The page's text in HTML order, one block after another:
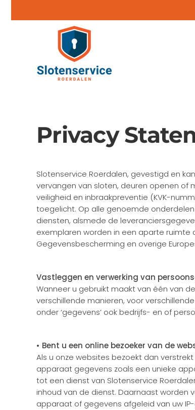
Privacy
Slotenservice Roerdalen, gevestigd en
vervangen van sloten, deuren openen of
veiligheid en inbraakpreventie (KVK-
toegelicht. Op alle genoemde
diensten, alsmede de
exemplaren worden in een aparte ruimte
Gegevensbescherming en overige
Vastleggen en verwerking van
Wanneer u gebruikt maakt van één van
verschillende manieren, voor
onder ‘gegevens’ ook bedrijfs- en of
• Bent u een online bezoeker van de
Als u onze websites bezoekt dan
apparaat gegevens zoals een unieke
tot een dienst van Slotenservice
inhoud van de dienst. Daarnaast worden
apparaat of gegevens afgeleid van uw